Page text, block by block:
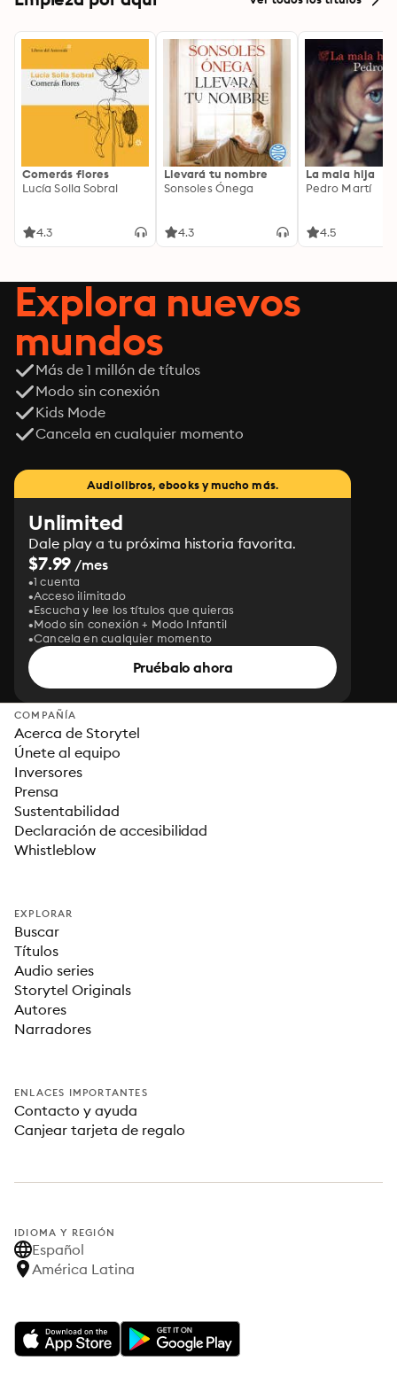
Comerás flores
Lucía Solla Sobral
4.3
Llevará tu nombre
Sonsoles Ónega
4.3
La mala hija
Pedro Martí
4.5
Explora nuevos
mundos
Más de 1 millón de títulos
Modo sin conexión
Kids Mode
Cancela en cualquier momento
Audiolibros, ebooks y mucho más.
Unlimited
Dale play a tu próxima historia favorita.
$7.99 /mes
1 cuenta
Acceso ilimitado
Escucha y lee los títulos que quieras
Modo sin conexión + Modo Infantil
Cancela en cualquier momento
Pruébalo ahora
COMPAÑÍA
Acerca de Storytel
Únete al equipo
Inversores
Prensa
Sustentabilidad
Declaración de accesibilidad
Whistleblow
EXPLORAR
Buscar
Títulos
Audio series
Storytel Originals
Autores
Narradores
ENLACES IMPORTANTES
Contacto y ayuda
Canjear tarjeta de regalo
IDIOMA Y REGIÓN
Español
América Latina